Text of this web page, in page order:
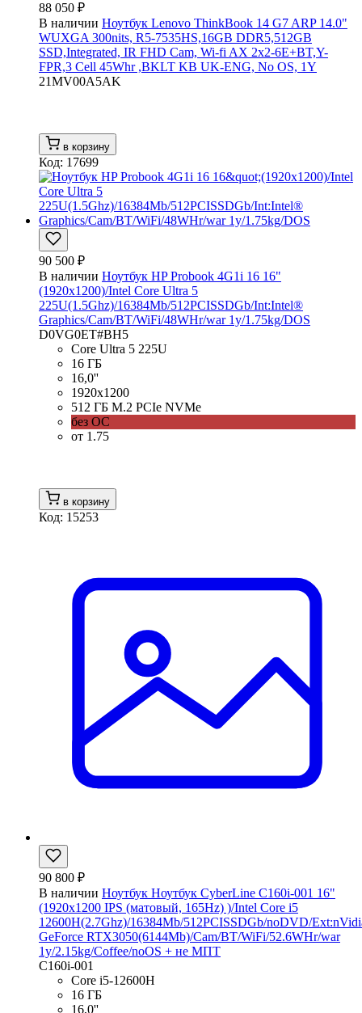
88 050 ₽
В наличии Ноутбук Lenovo ThinkBook 14 G7 ARP 14.0"
WUXGA 300nits, R5-7535HS,16GB DDR5,512GB
SSD,Integrated, IR FHD Cam, Wi-fi AX 2x2-6E+BT,Y-
FPR,3 Cell 45Whr ,BKLT KB UK-ENG, No OS, 1Y
21MV00A5AK
в корзину
Код: 17699
90 500 ₽
В наличии Ноутбук HP Probook 4G1i 16 16"
(1920x1200)/Intel Core Ultra 5
225U(1.5Ghz)/16384Mb/512PCISSDGb/Int:Intel®
Graphics/Cam/BT/WiFi/48WHr/war 1y/1.75kg/DOS
D0VG0ET#BH5
Core Ultra 5 225U
16 ГБ
16,0''
1920x1200
512 ГБ M.2 PCIe NVMe
без ОС
от 1.75
в корзину
Код: 15253
90 800 ₽
В наличии Ноутбук Ноутбук CyberLine C160i-001 16"
(1920x1200 IPS (матовый, 165Hz) )/Intel Core i5
12600H(2.7Ghz)/16384Mb/512PCISSDGb/noDVD/
GeForce RTX3050(6144Mb)/Cam/BT/WiFi/52.6WHr/war
1y/2.15kg/Coffee/noOS + не МПТ
C160i-001
Core i5-12600H
16 ГБ
16,0''